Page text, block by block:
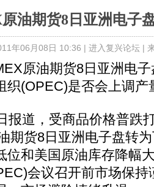
油期货8日亚洲电子
年06月08日 10:36 | 进入复兴论坛|
原油期货8日亚洲电子
织(OPEC)是否会上调产
道，受商品价格普跌
期货8日亚洲电子盘转
位和美国原油库存降幅
会议召开前市场保持